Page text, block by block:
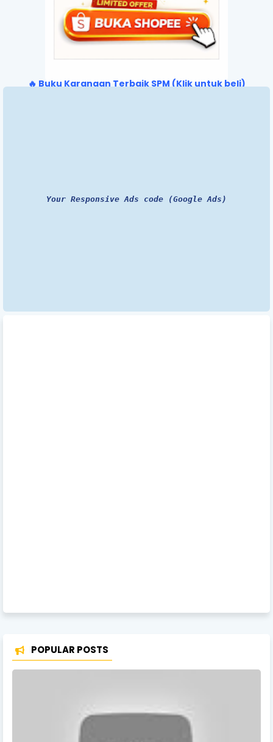
🔥 Buku Karangan Terbaik SPM (Klik untuk beli)
Your Responsive Ads code (Google Ads)
POPULAR POSTS